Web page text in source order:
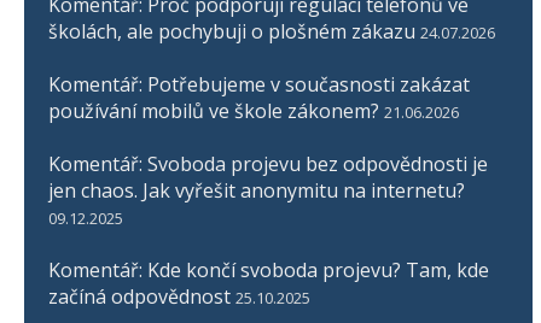
školách, ale pochybuji o plošném zákazu 24.07.2026
Komentář: Potřebujeme v současnosti zakázat
používání mobilů ve škole zákonem? 21.06.2026
Komentář: Svoboda projevu bez odpovědnosti je
jen chaos. Jak vyřešit anonymitu na internetu?
09.12.2025
Komentář: Kde končí svoboda projevu? Tam, kde
začíná odpovědnost 25.10.2025